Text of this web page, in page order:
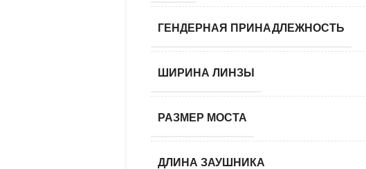
ГЕНДЕРНАЯ ПРИНАДЛЕЖНОСТЬ
ШИРИНА ЛИНЗЫ
РАЗМЕР МОСТА
ДЛИНА ЗАУШНИКА